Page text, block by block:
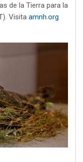
de la Tierra para la
Visita amnh.org